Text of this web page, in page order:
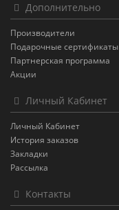
Дополнительно
Производители
Подарочные сертификаты
Партнерская программа
Акции
Личный Кабинет
Личный Кабинет
История заказов
Закладки
Рассылка
Контакты